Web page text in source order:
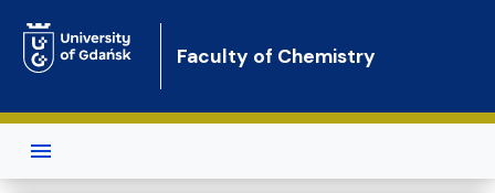
Faculty of Chemistry